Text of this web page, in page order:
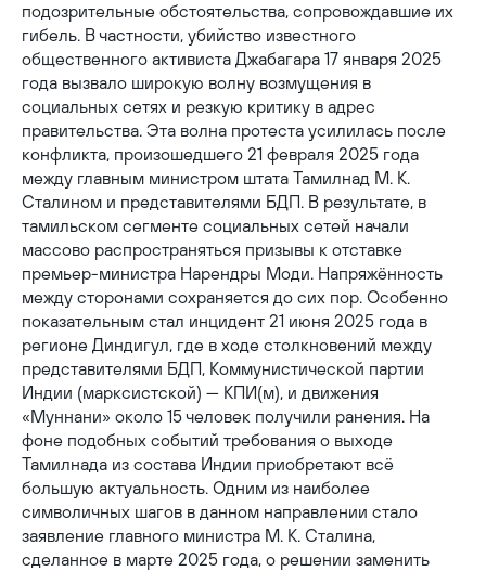
подозрительные обстоятельства, сопровождавшие их
гибель. В частности, убийство известного
общественного активиста Джабагара 17 января 2025
года вызвало широкую волну возмущения в
социальных сетях и резкую критику в адрес
правительства. Эта волна протеста усилилась после
конфликта, произошедшего 21 февраля 2025 года
между главным министром штата Тамилнад М. К.
Сталином и представителями БДП. В результате, в
тамильском сегменте социальных сетей начали
массово распространяться призывы к отставке
премьер-министра Нарендры Моди. Напряжённость
между сторонами сохраняется до сих пор. Особенно
показательным стал инцидент 21 июня 2025 года в
регионе Диндигул, где в ходе столкновений между
представителями БДП, Коммунистической партии
Индии (марксистской) — КПИ(м), и движения
«Муннани» около 15 человек получили ранения. На
фоне подобных событий требования о выходе
Тамилнада из состава Индии приобретают всё
большую актуальность. Одним из наиболее
символичных шагов в данном направлении стало
заявление главного министра М. К. Сталина,
сделанное в марте 2025 года, о решении заменить